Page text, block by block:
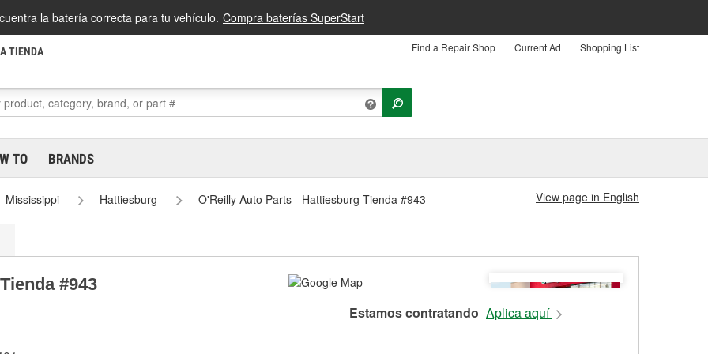
la batería correcta para tu vehículo. Compra baterías SuperStart
TIENDA Find a Repair Shop Current Ad Shopping List
TO BRANDS
Mississippi Hattiesburg O'Reilly Auto Parts - Hattiesburg Tienda #943 View page in English
#943
Estamos contratando Aplica aquí